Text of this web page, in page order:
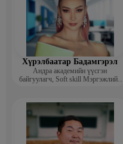
Хүрэлбаатар Бадамгэрэл
Андра академийн үүсгэн
байгуулагч, Soft skill Мэргэжлийн